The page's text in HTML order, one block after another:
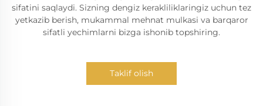
sifatini saqlaydi. Sizning dengiz kerakliliklaringiz uchun tez
yetkazib berish, mukammal mehnat mulkasi va barqaror
sifatli yechimlarni bizga ishonib topshiring.
Taklif olish